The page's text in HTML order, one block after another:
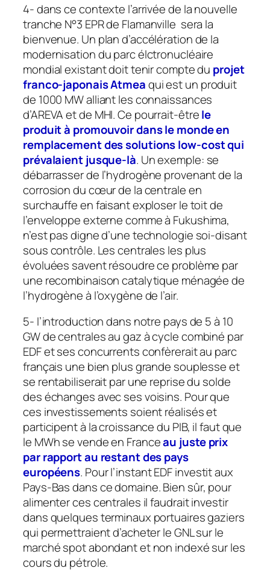
4- dans ce contexte l’arrivée de la nouvelle
tranche N°3 EPR de Flamanville sera la
bienvenue. Un plan d’accélération de la
modernisation du parc élctronucléaire
mondial existant doit tenir compte du projet
franco-japonais Atmeaqui est un produit
de 1000 MW alliant les connaissances
d’AREVA et de MHI. Ce pourrait-êtrele
produit à promouvoir dans le monde en
remplacement des solutions low-cost qui
prévalaient jusque-là. Un exemple: se
débarrasser de l’hydrogène provenant de la
corrosion du cœur de la centrale en
surchauffe en faisant exploser le toit de
l’enveloppe externe comme à Fukushima,
n’est pas digne d’une technologie soi-disant
sous contrôle. Les centrales les plus
évoluées savent résoudre ce problème par
une recombinaison catalytique ménagée de
l’hydrogène à l’oxygène de l’air.
5- l’introduction dans notre pays de 5 à 10
GW de centrales au gaz à cycle combiné par
EDF et ses concurrents confèrerait au parc
français une bien plus grande souplesse et
se rentabiliserait par une reprise du solde
des échanges avec ses voisins. Pour que
ces investissements soient réalisés et
participent à la croissance du PIB, il faut que
le MWh se vende en Franceau juste prix
par rapport au restant des pays
européens. Pour l’instant EDF investit aux
Pays-Bas dans ce domaine. Bien sûr, pour
alimenter ces centrales il faudrait investir
dans quelques terminaux portuaires gaziers
qui permettraient d’acheter le GNL sur le
marché spot abondant et non indexé sur les
cours du pétrole.